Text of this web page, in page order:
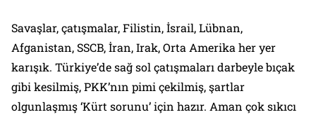
Savaşlar, çatışmalar, Filistin, İsrail, Lübnan,
Afganistan, SSCB, İran, Irak, Orta Amerika her yer
karışık. Türkiye’de sağ sol çatışmaları darbeyle bıçak
gibi kesilmiş, PKK’nın pimi çekilmiş, şartlar
olgunlaşmış ‘Kürt sorunu’ için hazır. Aman çok sıkıcı